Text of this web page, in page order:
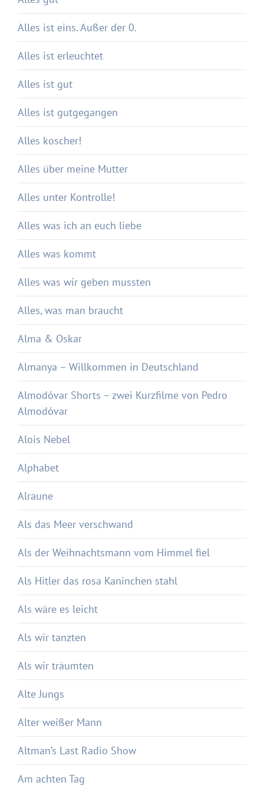
Alles ist eins. Außer der 0.
Alles ist erleuchtet
Alles ist gut
Alles ist gutgegangen
Alles koscher!
Alles über meine Mutter
Alles unter Kontrolle!
Alles was ich an euch liebe
Alles was kommt
Alles was wir geben mussten
Alles, was man braucht
Alma & Oskar
Almanya – Willkommen in Deutschland
Almodóvar Shorts – zwei Kurzfilme von Pedro
Almodóvar
Alois Nebel
Alphabet
Alraune
Als das Meer verschwand
Als der Weihnachtsmann vom Himmel fiel
Als Hitler das rosa Kaninchen stahl
Als wäre es leicht
Als wir tanzten
Als wir träumten
Alte Jungs
Alter weißer Mann
Altman’s Last Radio Show
Am achten Tag